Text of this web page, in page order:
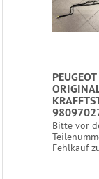
Bitte vor
Fehlkauf